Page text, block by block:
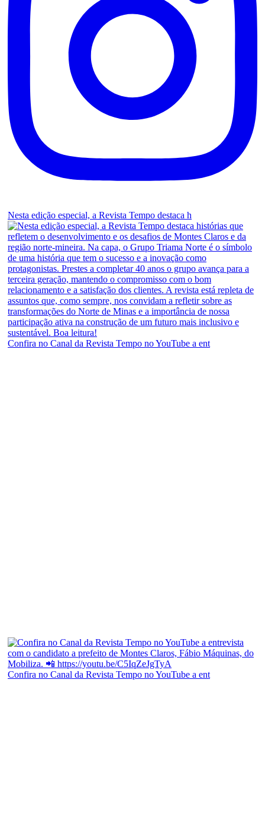
Nesta edição especial, a Revista Tempo destaca h
Confira no Canal da Revista Tempo no YouTube a ent
Confira no Canal da Revista Tempo no YouTube a ent